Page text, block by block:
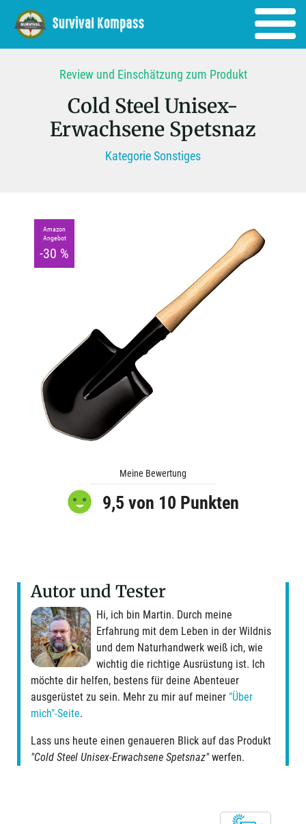
Review und Einschätzung zum Produkt
Cold Steel Unisex-
Erwachsene Spetsnaz
Kategorie Sonstiges
Amazon
Angebot
-30 %
Meine Bewertung
9,5 von 10 Punkten
Autor und Tester
Hi, ich bin Martin. Durch meine
Erfahrung mit dem Leben in der Wildnis
und dem Naturhandwerk weiß ich, wie
wichtig die richtige Ausrüstung ist. Ich
möchte dir helfen, bestens für deine Abenteuer
ausgerüstet zu sein. Mehr zu mir auf meiner "Über
mich"-Seite.
Lass uns heute einen genaueren Blick auf das Produkt
"Cold Steel Unisex-Erwachsene Spetsnaz"werfen.